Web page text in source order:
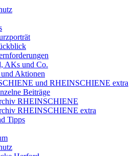
AKs und Co.
Aktionen
und RHEINSCHIENE extra
Beiträge
RHEINSCHIENE
RHEINSCHIENE extra
Tipps